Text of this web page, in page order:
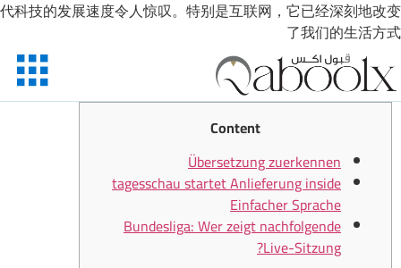
الرئيسية
تواصل معنا
حسابي